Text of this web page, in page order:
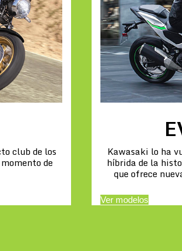
club de los
de
Kawasaki lo ha
híbrida de la
que ofrece
Ver modelos